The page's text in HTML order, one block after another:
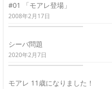
#01 「モアレ登場」
2008年2月17日
シーバ問題
2020年2月7日
モアレ 11歳になりました！